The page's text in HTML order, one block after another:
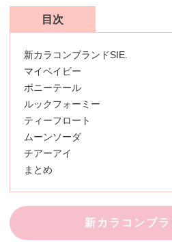
目次
新カラコンブランドSIE.
マイベイビー
ポニーテール
ルックフォーミー
ティーフロート
ムーンソーダ
チアーアイ
まとめ
新カラコンブ